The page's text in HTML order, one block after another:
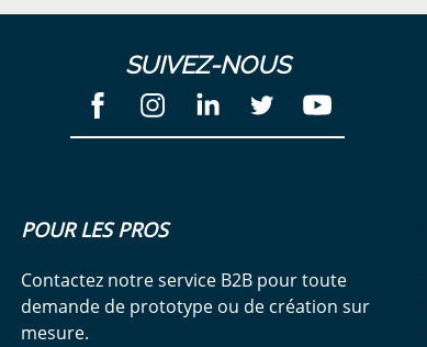
SUIVEZ-NOUS
POUR LES PROS
Contactez notre service B2B pour toute
demande de prototype ou de création sur
mesure.